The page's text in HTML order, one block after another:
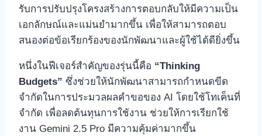
รับการปรับปรุงโครงสร้างการตอบกลับให้มีความเป็น
เอกลักษณ์และแม่นยำมากขึ้น เพื่อให้สามารถตอบ
สนองต่อข้อเรียกร้องของนักพัฒนาและผู้ใช้ได้ดียิ่งขึ้น
หนึ่งในฟีเจอร์สำคัญของรุ่นนี้คือ “Thinking
Budgets” ซึ่งช่วยให้นักพัฒนาสามารถกำหนดขีด
จำกัดในการประมวลผลคำขอของ AI โดยใช้โทเค็นที่
จำกัด เพื่อลดต้นทุนการใช้งาน ช่วยให้การเรียกใช้
งาน Gemini 2.5 Pro มีความคุ้มค่ามากขึ้น